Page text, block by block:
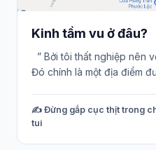
Kinh tầm vu ở đâu?
” Bởi tôi thất nghiệp nên
Đó chính là một địa điểm
✍️ Đừng gắp cục thịt trong
tui